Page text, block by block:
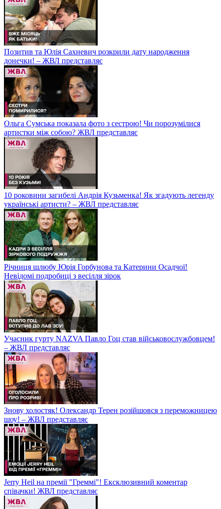
Позитив та Юлія Сахневич розкрили дату народження
донечки! – ЖВЛ представляє
Ольга Сумська показала фото з сестрою! Чи порозумілися
артистки між собою? ЖВЛ представляє
10 роковини загибелі Андрія Кузьменка! Як згадують легенду
українські артисти? – ЖВЛ представляє
Річниця шлюбу Юрія Горбунова та Катерини Осадчої!
Невідомі подробиці з весілля зірок
Учасник гурту NAZVA Павло Гоц став військовослужбовцем!
– ЖВЛ представляє
Знову холостяк! Олександр Терен розійшовся з переможницею
шоу! – ЖВЛ представляє
Jerry Heil на премії "Греммі"! Ексклюзивний коментар
співачки! ЖВЛ представляє